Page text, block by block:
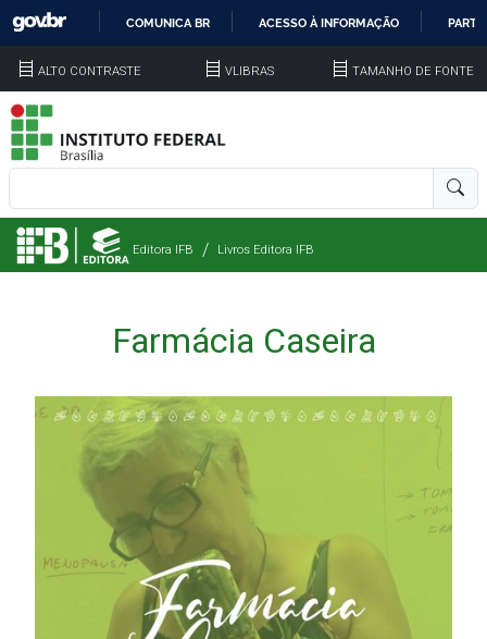
COMUNICA BR ACESSO À INFORMAÇÃO
ALTO CONTRASTE VLIBRAS TAMANHO DE FONTE
Editora IFB Livros Editora IFB
Farmácia Caseira